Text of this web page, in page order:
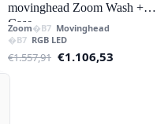
movinghead Zoom Wash +
Case
Zoom
Movinghead
RGB LED
€1.557,91 Oorspronkelijke
€1.106,53